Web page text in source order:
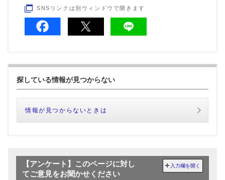
SNSリンクは別ウィンドウで開きます
探している情報が見つからない
情報が見つからないときは
【アンケート】このページに対し
てご意見をお聞かせください
入力欄を開く